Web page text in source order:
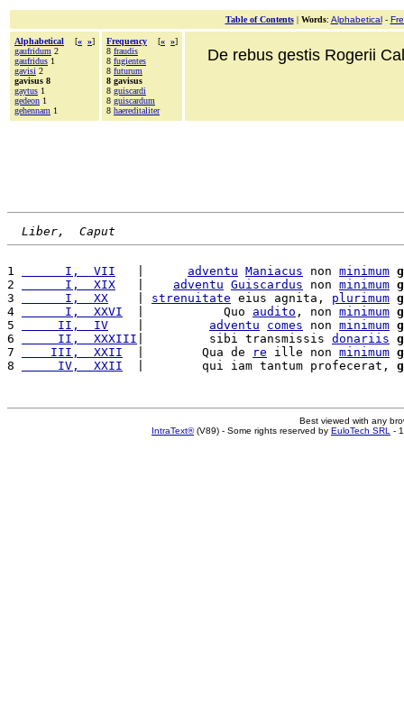
Table of Contents| Words: Alphabetical-
Alphabetical [« »]
gaufridum 2
gaufridus 1
gavisi 2
gavisus 8
gaytus 1
gedeon 1
gehennam 1
Frequency [« »]
8 fraudis
8 fugientes
8 futurum
8 gavisus
8 guiscardi
8 guiscardum
8 haereditaliter
De rebus gestis Rogerii
Liber,  Caput
1
      I,  VII
adventu Maniacus non minimum
2
      I,  XIX
adventu Guiscardus non minimum
3
      I,  XX
strenuitate eius agnita, plurimum
4
      I,  XXVI
  |           Quo
audito , non minimum
5
     II,  IV
adventu comes non minimum
6
     II,  XXXIII
|         sibi transmissis donariis
7
    III,  XXII
  |        Qua de
re ille non minimum
8
     IV,  XXII
  |        qui iam tantum profecerat,
Best viewed with any
IntraText®(V89) - Some rights reserved by EuloTech SRL -